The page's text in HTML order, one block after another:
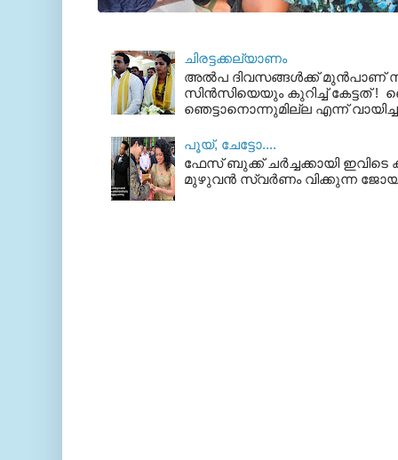
ചിരട്ടക്കല്യാണം
അല്‍പ ദിവസങ്ങള്‍ക്ക് മുന്‍പാണ്
സിന്‍സിയെയും കുറിച്ച് കേട്ടത് !
ഞെട്ടാനൊന്നുമില്ല എന്ന്
പൂയ്‌, ചേട്ടോ....
ഫേസ് ബുക്ക്‌ ചര്‍ച്ചക്കായി
മുഴുവന്‍ സ്വര്‍ണം വിക്കുന്ന